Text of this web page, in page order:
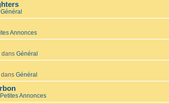
Général
Annonces
dans Général
dans Général
Petites Annonces